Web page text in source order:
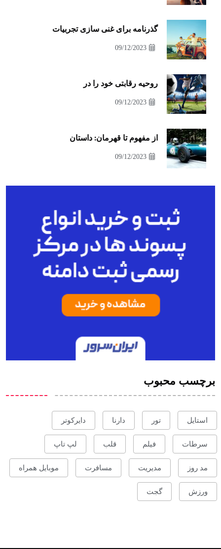
گذرنامه برای غنی سازی تجربیات
09/12/2023
روحیه رقابتی خود را در
09/12/2023
از مفهوم تا قهرمان: داستان
09/12/2023
برچسب محبوب
استایل تور دارنا دایرکوتر
سرطات فیلم قلب لپ تاپ
مد روز مدیریت مسافرت موبایل همراه
ورزش گجت